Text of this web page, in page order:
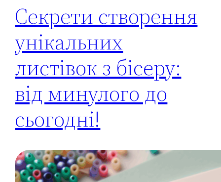
Секрети створення
унікальних
листівок з бісеру:
від минулого до
сьогодні!